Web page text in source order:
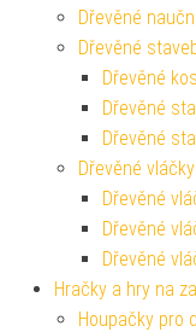
Dřevěné
Dřevěné
Dřevěné
Dřevěné
Dřevěné
Dřevěné
Dřevěné
Dřevěné
Dřevěné
Hračky a hry na
Houpačky pro